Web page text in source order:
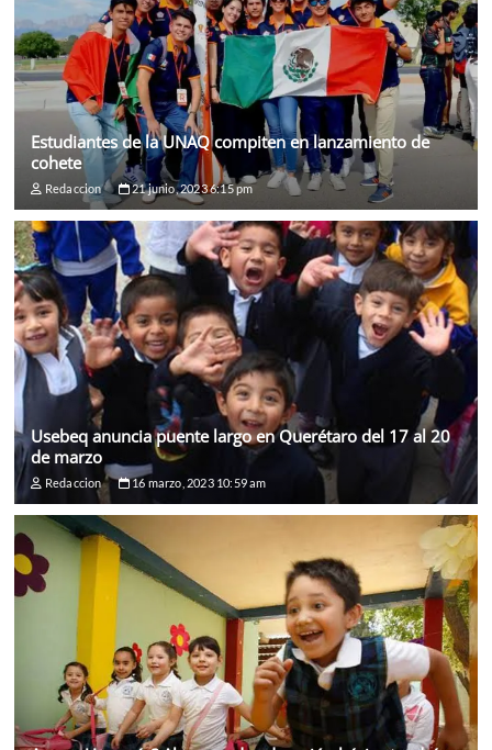
Estudiantes de la UNAQ compiten en lanzamiento de
cohete
Redaccion 21 junio, 2023 6:15 pm
Usebeq anuncia puente largo en Querétaro del 17 al 20
de marzo
Redaccion 16 marzo, 2023 10:59 am